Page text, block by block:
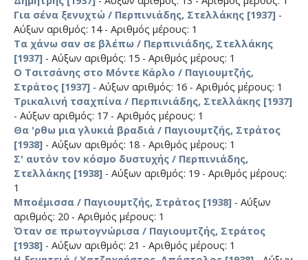
Για σένα ξενυχτώ / Περπινιάδης, Στελλάκης [1937] -
Αύξων αριθμός: 14 - Αριθμός μέρους: 1
Τα χάνω σαν σε βλέπω / Περπινιάδης, Στελλάκης
[1937] - Αύξων αριθμός: 15 - Αριθμός μέρους: 1
Ο Τσιτσάνης στο Μόντε Κάρλο / Παγιουμτζής,
Στράτος [1937] - Αύξων αριθμός: 16 - Αριθμός μέρους: 1
Τρικαλινή τσαχπίνα / Περπινιάδης, Στελλάκης [1937]
- Αύξων αριθμός: 17 - Αριθμός μέρους: 1
Θα 'ρθω μια γλυκιά βραδιά / Παγιουμτζής, Στράτος
[1938] - Αύξων αριθμός: 18 - Αριθμός μέρους: 1
Σ' αυτόν τον κόσμο δυστυχής / Περπινιάδης,
Στελλάκης [1938] - Αύξων αριθμός: 19 - Αριθμός μέρους:
1
Μποέμισσα / Παγιουμτζής, Στράτος [1938] - Αύξων
αριθμός: 20 - Αριθμός μέρους: 1
Όταν σε πρωτογνώρισα / Παγιουμτζής, Στράτος
[1938] - Αύξων αριθμός: 21 - Αριθμός μέρους: 1